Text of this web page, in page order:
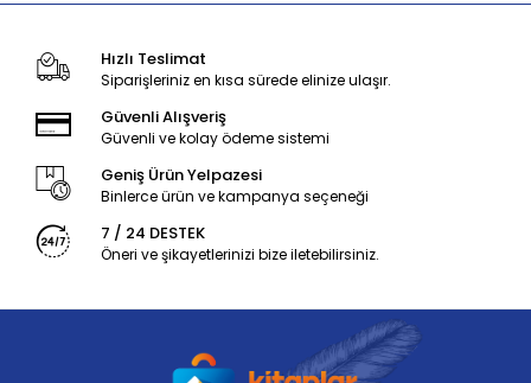
Hızlı Teslimat
Siparişleriniz en kısa sürede elinize ulaşır.
Güvenli Alışveriş
Güvenli ve kolay ödeme sistemi
Geniş Ürün Yelpazesi
Binlerce ürün ve kampanya seçeneği
7 / 24 DESTEK
Öneri ve şikayetlerinizi bize iletebilirsiniz.